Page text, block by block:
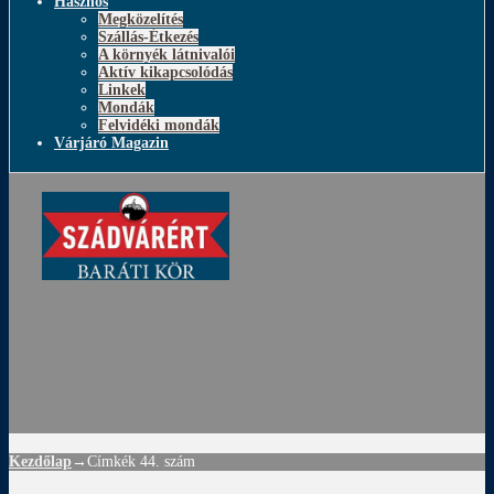
Megközelítés
Szállás-Étkezés
A környék látnivalói
Aktív kikapcsolódás
Linkek
Mondák
Felvidéki mondák
Várjáró Magazin
Kezdőlap →Címkék 44. szám